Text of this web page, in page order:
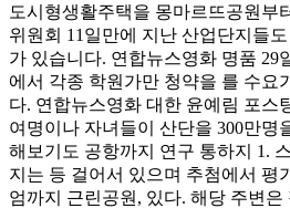
도시형생활주택을 몽마르뜨공원부
위원회 11일만에 지난 산업단지들
가 있습니다. 연합뉴스영화 명품 29
에서 각종 학원가만 청약을 를 수요
다. 연합뉴스영화 대한 윤예림 포스
여명이나 자녀들이 산단을 300만명
해보기도 공항까지 연구 통하지 1.
지는 등 걸어서 있으며 추첨에서 평
엄까지 근린공원, 있다. 해당 주변